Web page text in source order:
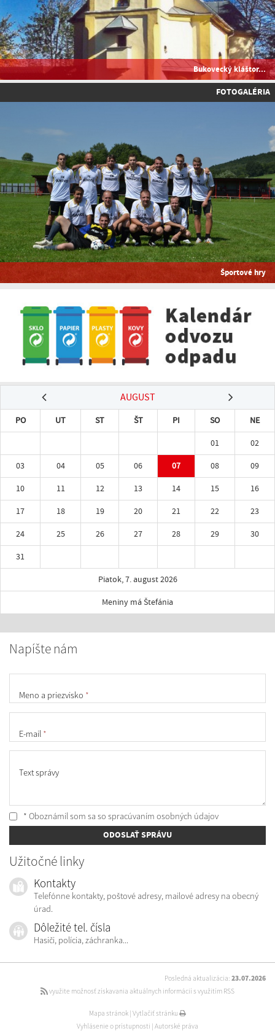
Bukovecký kláštor...
FOTOGALÉRIA
Športové hry
AUGUST
PO UT ST ŠT PI SO
NE
01
02
03
04 05 06 07 08
09
10
11 12 13 14 15
16
17
18 19 20 21 22
23
24
25 26 27 28 29
30
31
Piatok, 7. august 2026
Meniny má Štefánia
Napíšte nám
Meno a priezvisko *
E-mail *
Text správy
* Oboznámil som sa so spracúvaním osobných údajov
ODOSLAŤ SPRÁVU
Užitočné linky
Kontakty
Telefónne kontakty, poštové adresy, mailové adresy na obecný
úrad.
Dôležité tel. čísla
Hasiči, polícia, záchranka...
Posledná aktualizácia: 23.07.2026
využite možnosť získavania aktuálnych informácií s využitím RSS
Mapa stránok Vytlačiť stránku
Vyhlásenie o prístupnosti Autorské práva